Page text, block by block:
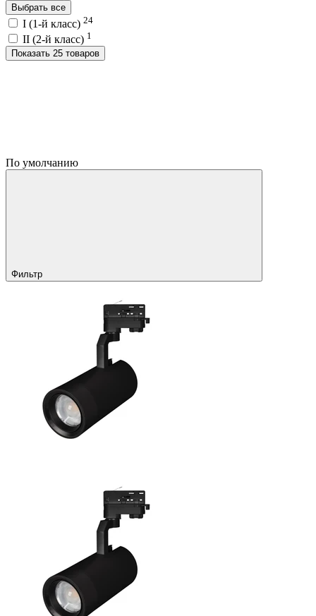
Выбрать все
I (1-й класс) 24
II (2-й класс) 1
Показать 25 товаров
По умолчанию
Фильтр